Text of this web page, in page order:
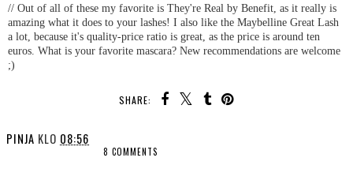
// Out of all of these my favorite is They're Real by Benefit, as it really is
amazing what it does to your lashes! I also like the Maybelline Great Lash
a lot, because it's quality-price ratio is great, as the price is around ten
euros. What is your favorite mascara? New recommendations are welcome
;)
SHARE:
PINJA KLO 08:56
8 COMMENTS